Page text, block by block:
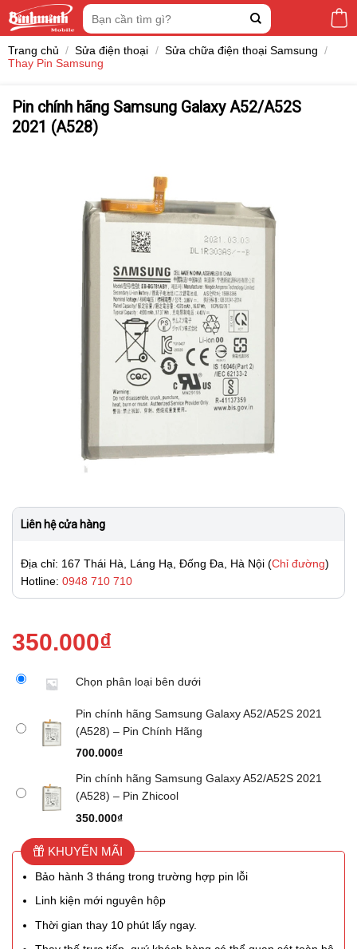
Tìm
kiếm:
Trang chủ / Sửa điện thoại / Sửa chữa điện thoại Samsung /
Thay Pin Samsung
Pin chính hãng Samsung Galaxy A52/A52S
2021 (A528)
Liên hệ cửa hàng
Địa chỉ: 167 Thái Hà, Láng Hạ, Đống Đa, Hà Nội (Chỉ đường)
Hotline: 0948 710 710
350.000₫
Chọn phân loại bên dưới
Pin chính hãng Samsung Galaxy A52/A52S 2021
(A528) – Pin Chính Hãng
700.000₫
Pin chính hãng Samsung Galaxy A52/A52S 2021
(A528) – Pin Zhicool
350.000₫
KHUYẾN MÃI
Bảo hành 3 tháng trong trường hợp pin lỗi
Linh kiện mới nguyên hộp
Thời gian thay 10 phút lấy ngay.